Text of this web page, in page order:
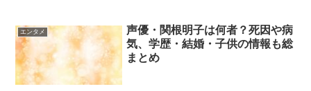
エンタメ
声優・関根明子は何者？死因や病
気、学歴・結婚・子供の情報も総
まとめ